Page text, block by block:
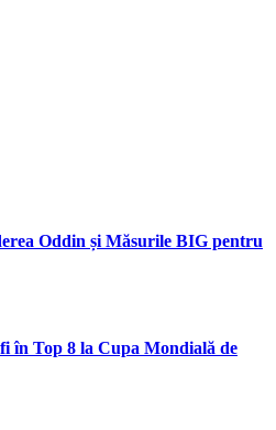
Oddin și Măsurile BIG pentru
în Top 8 la Cupa Mondială de